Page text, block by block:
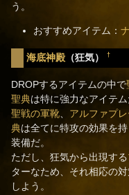
う。
おすすめアイテム：
海底神殿 （狂気）†
DROPするアイテムの中で
聖典は特に強力なアイテム
聖戦の軍靴
アルファプレ
典は全てに特攻の効果を
装備だ。
ただし、狂気から出現する
ターなため、それ相応の
しよう。